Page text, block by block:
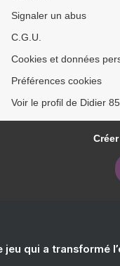
Signaler un abus
C.G.U.
Cookies et données
Préférences cookies
Voir le profil de Didier
jeu qui a transformé